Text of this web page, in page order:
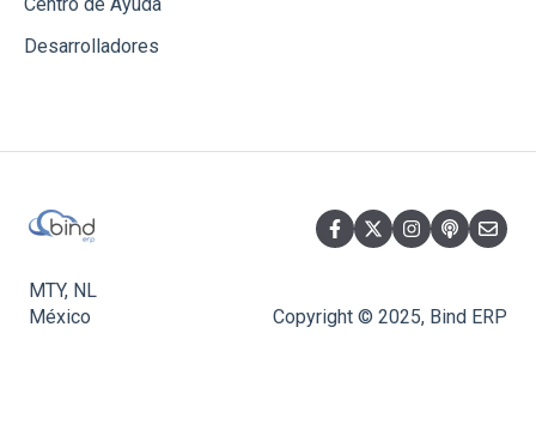
Desarrolladores
MTY, NL
México
Copyright © 2025, Bind ERP